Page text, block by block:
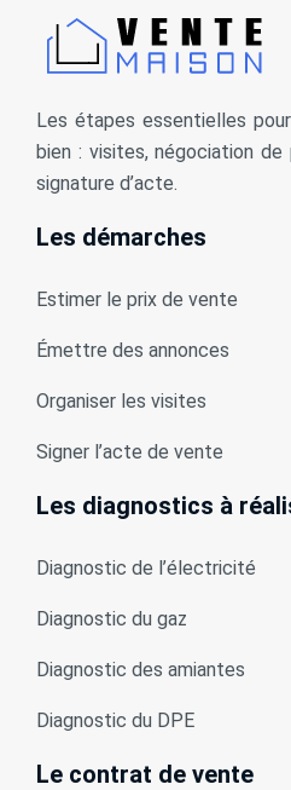
Les étapes essentielles
bien : visites, négociation
signature d’acte.
Les démarches
Estimer le prix de vente
Émettre des annonces
Organiser les visites
Signer l’acte de vente
Les diagnostics à
Diagnostic de l’électricité
Diagnostic du gaz
Diagnostic des amiantes
Diagnostic du DPE
Le contrat de vente